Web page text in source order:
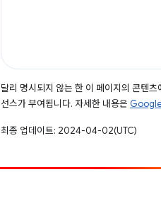
달리 명시되지 않는 한 이 페이지의 콘텐츠
선스가 부여됩니다. 자세한 내용은
최종 업데이트: 2024-04-02(UTC)